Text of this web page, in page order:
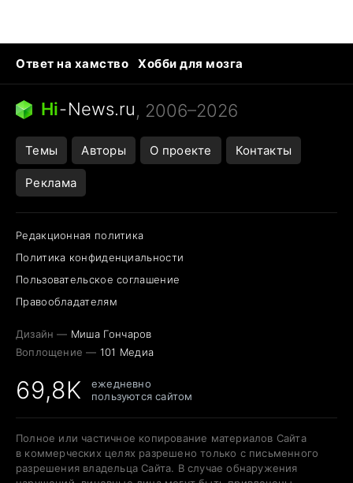
Ответ на хамство
Хобби для мозга
Бензин 100 vs 95
Тунцы в океанариуме
Следующая пандемия
Hi-News.ru, 2006–2026
Темы Авторы О проекте Контакты
Реклама
Редакционная политика
Политика конфиденциальности
Пользовательское соглашение
Правообладателям
Дизайн — Миша Гончаров
Воплощение — 101 Медиа
69,8K
ежедневно
пользуются сайтом
Полное или частичное копирование материалов Сайта
в коммерческих целях разрешено только с письменного
разрешения владельца Сайта. В случае обнаружения